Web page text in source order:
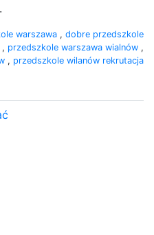
warszawa , dobre przedszkole
, przedszkole warszawa wialnów ,
, przedszkole wilanów rekrutacja